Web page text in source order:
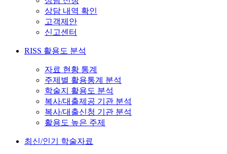
상담 내역 확인
고객제안
신고센터
RISS 활용도 분석
자료 현황 통계
주제별 활용통계 분석
학술지 활용도 분석
복사/대출제공 기관 분석
복사/대출신청 기관 분석
활용도 높은 주제
최신/인기 학술자료